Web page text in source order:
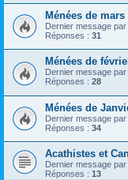
Ménées de mars
Dernier message par
Réponses : 31
Ménées de
Dernier message par
Réponses : 28
Ménées de
Dernier message par
Réponses : 34
Acathistes et
Dernier message par
Réponses : 13